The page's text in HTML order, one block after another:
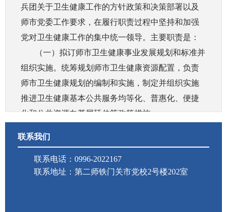
兵团关于卫生健康工作的方针政策和决策部署以及
师市党委工作要求，在履行职责过程中坚持和加强
党对卫生健康工作的集中统一领导。主要职责是：
（一）拟订师市卫生健康事业发展规划和标准并
组织实施。统筹规划师市卫生健康资源配置，负责
师市卫生健康规划的编制和实施，制定并组织实施
推进卫生健康基本公共服务均等化、普惠化、便捷
化和公共资源向基层延伸等政策措施。
出相关建议。组织深化公立医院综合改革，推进管
办分离，健全现代医院管理制度，拟订并组织实施
推动卫生健康公共服务提供主体多元化、提供方式
联系我们
联系电话：0996-2022167
联系地址：第二师铁门关市党校2号楼202室